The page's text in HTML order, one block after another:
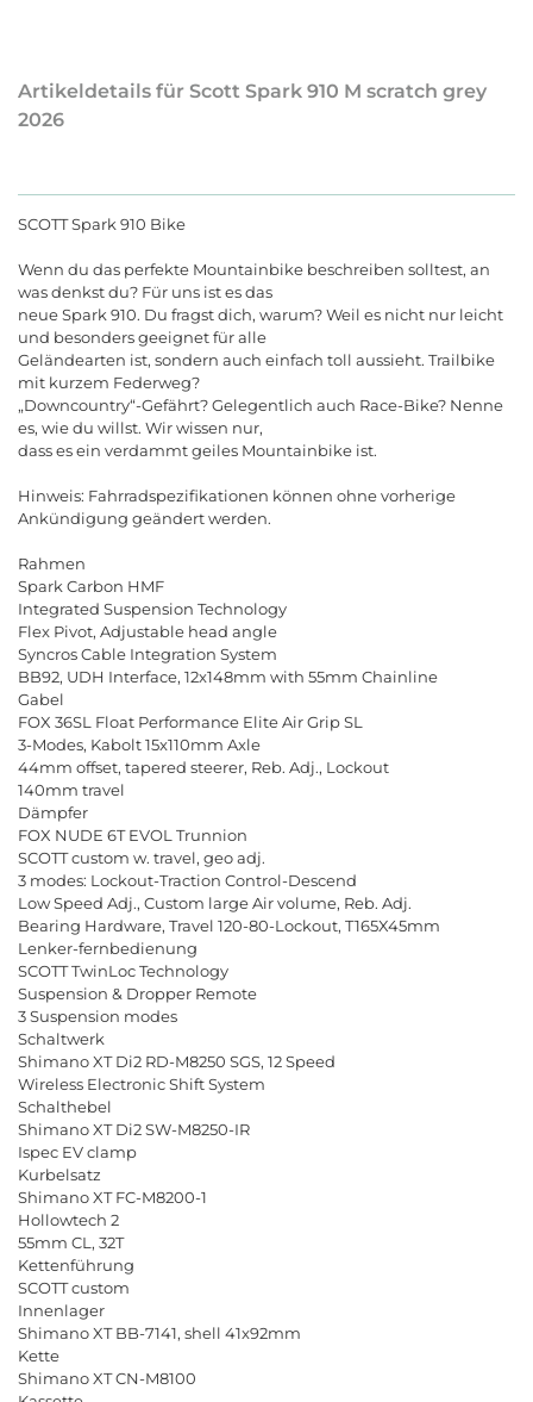
Artikeldetails für Scott Spark 910 M scratch grey
2026
SCOTT Spark 910 Bike
Wenn du das perfekte Mountainbike beschreiben solltest, an
was denkst du? Für uns ist es das
neue Spark 910. Du fragst dich, warum? Weil es nicht nur leicht
und besonders geeignet für alle
Geländearten ist, sondern auch einfach toll aussieht. Trailbike
mit kurzem Federweg?
„Downcountry“-Gefährt?Gelegentlich auch Race-Bike? Nenne
es, wiedu willst. Wirwissen nur,
dassesein verdammtgeiles Mountainbike ist.
Hinweis: Fahrradspezifikationen können ohnevorherige
Ankündigung geändertwerden.
Rahmen
Spark Carbon HMF
Integrated Suspension Technology
Flex Pivot, Adjustable head angle
SyncrosCable Integration System
BB92, UDH Interface, 12x148mm with 55mm Chainline
Gabel
FOX 36SL Float Performance EliteAirGripSL
3-Modes, Kabolt15x110mm Axle
44mm offset, tapered steerer, Reb. Adj., Lockout
140mm travel
Dämpfer
FOX NUDE 6T EVOL Trunnion
SCOTTcustom w. travel, geoadj.
3 modes: Lockout-Traction Control-Descend
LowSpeed Adj., Custom largeAirvolume, Reb. Adj.
Bearing Hardware, Travel 120-80-Lockout, T165X45mm
Lenker-fernbedienung
SCOTTTwinLocTechnology
Suspension & Dropper Remote
3Suspension modes
Schaltwerk
ShimanoXT Di2 RD-M8250 SGS, 12Speed
Wireless ElectronicShiftSystem
Schalthebel
ShimanoXT Di2SW-M8250-IR
Ispec EVclamp
Kurbelsatz
ShimanoXT FC-M8200-1
Hollowtech 2
55mm CL , 32T
Kettenführung
SCOTTcustom
Innenlager
ShimanoXT BB-7141, shell 41x92mm
Kette
ShimanoXTCN-M8100